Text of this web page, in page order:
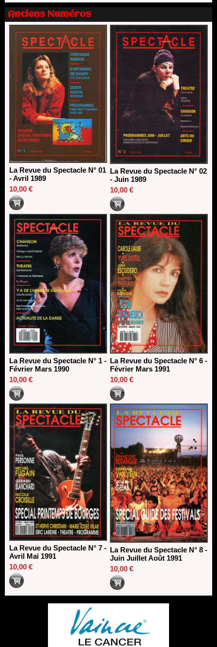
13/06/2026
Nomination de Nathalie Garraud et Olivier Saccomano à la
direction du Théâtre de Gennevilliers - CDN
13/06/2026
Dispositif SACD Auteurs d'espaces : les lauréats 2026
18/03/2026
Anciens Numéros
La Revue du Spectacle N° 01
- Avril 1989
10,00 €
La Revue du Spectacle N° 02
- Juin 1989
10,00 €
La Revue du Spectacle N° 1 -
Février Mars 1990
10,00 €
La Revue du Spectacle N° 6 -
Février Mars 1991
10,00 €
La Revue du Spectacle N° 7 -
Avril Mai 1991
10,00 €
La Revue du Spectacle N° 8 -
Juin Juillet Août 1991
10,00 €